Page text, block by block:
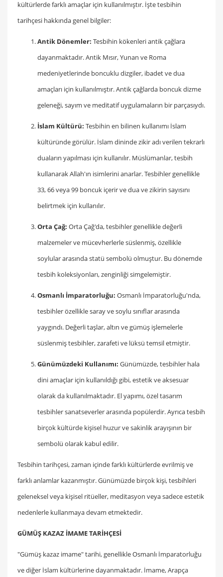
kültürlerde farklı amaçlar için kullanılmıştır. İşte tesbihin
tarihçesi hakkında genel bilgiler:
Antik Dönemler: Tesbihin kökenleri antik çağlara
dayanmaktadır. Antik Mısır, Yunan ve Roma
medeniyetlerinde boncuklu dizgiler, ibadet ve dua
amaçları için kullanılmıştır. Antik çağlarda boncuk dizme
geleneği, sayım ve meditatif uygulamaların bir parçasıydı.
İslam Kültürü: Tesbihin en bilinen kullanımı İslam
kültüründe görülür. İslam dininde zikir adı verilen tekrarlı
duaların yapılması için kullanılır. Müslümanlar, tesbih
kullanarak Allah'ın isimlerini anarlar. Tesbihler genellikle
33, 66 veya 99 boncuk içerir ve dua ve zikirin sayısını
belirtmek için kullanılır.
Orta Çağ: Orta Çağ'da, tesbihler genellikle değerli
malzemeler ve mücevherlerle süslenmiş, özellikle
soylular arasında statü sembolü olmuştur. Bu dönemde
tesbih koleksiyonları, zenginliği simgelemiştir.
Osmanlı İmparatorluğu: Osmanlı İmparatorluğu'nda,
tesbihler özellikle saray ve soylu sınıflar arasında
yaygındı. Değerli taşlar, altın ve gümüş işlemelerle
süslenmiş tesbihler, zarafeti ve lüksü temsil etmiştir.
Günümüzdeki Kullanımı: Günümüzde, tesbihler hala
dini amaçlar için kullanıldığı gibi, estetik ve aksesuar
olarak da kullanılmaktadır. El yapımı, özel tasarım
tesbihler sanatseverler arasında popülerdir. Ayrıca tesbih
birçok kültürde kişisel huzur ve sakinlik arayışının bir
sembolü olarak kabul edilir.
Tesbihin tarihçesi, zaman içinde farklı kültürlerde evrilmiş ve
farklı anlamlar kazanmıştır. Günümüzde birçok kişi, tesbihleri
geleneksel veya kişisel ritüeller, meditasyon veya sadece estetik
nedenlerle kullanmaya devam etmektedir.
GÜMÜŞ KAZAZ İMAME TARİHÇESİ
"Gümüş kazaz imame" tarihi, genellikle Osmanlı İmparatorluğu
ve diğer İslam kültürlerine dayanmaktadır. İmame, Arapça